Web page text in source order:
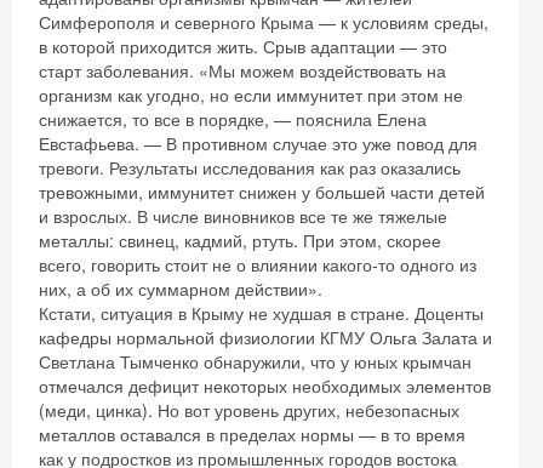
Симферополя и северного Крыма — к условиям среды,
в которой приходится жить. Срыв адаптации — это
старт заболевания. «Мы можем воздействовать на
организм как угодно, но если иммунитет при этом не
снижается, то все в порядке, — пояснила Елена
Евстафьева. — В противном случае это уже повод для
тревоги. Результаты исследования как раз оказались
тревожными, иммунитет снижен у большей части детей
и взрослых. В числе виновников все те же тяжелые
металлы: свинец, кадмий, ртуть. При этом, скорее
всего, говорить стоит не о влиянии какого-то одного из
них, а об их суммарном действии».
Кстати, ситуация в Крыму не худшая в стране. Доценты
кафедры нормальной физиологии КГМУ Ольга Залата и
Светлана Тымченко обнаружили, что у юных крымчан
отмечался дефицит некоторых необходимых элементов
(меди, цинка). Но вот уровень других, небезопасных
металлов оставался в пределах нормы — в то время
как у подростков из промышленных городов востока